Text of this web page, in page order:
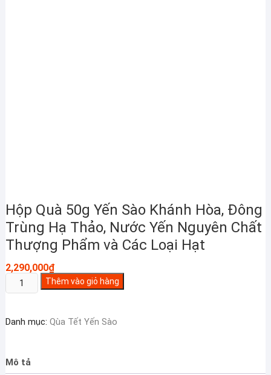
Hộp Quà 50g Yến Sào Khánh Hòa, Đông
Trùng Hạ Thảo, Nước Yến Nguyên Chất
Thượng Phẩm và Các Loại Hạt
2,290,000₫
Hộp
Quà
Yến
Hòa,
Thêm vào giỏ hàng
Danh mục: Qùa Tết Yến Sào
Mô tả